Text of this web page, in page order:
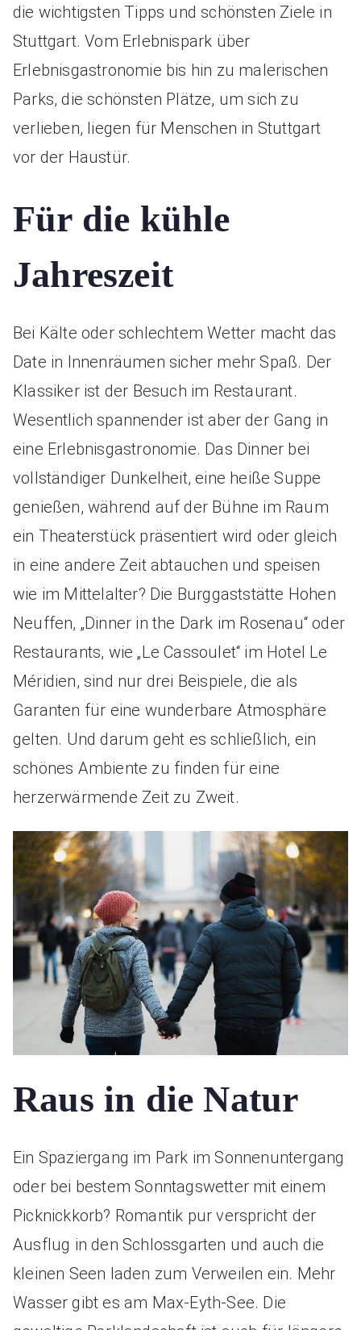
die wichtigsten Tipps und schönsten Ziele in
Stuttgart. Vom Erlebnispark über
Erlebnisgastronomie bis hin zu malerischen
Parks, die schönsten Plätze, um sich zu
verlieben, liegen für Menschen in Stuttgart
vor der Haustür.
Für die kühle
Jahreszeit
Bei Kälte oder schlechtem Wetter macht das
Date in Innenräumen sicher mehr Spaß. Der
Klassiker ist der Besuch im Restaurant.
Wesentlich spannender ist aber der Gang in
eine Erlebnisgastronomie. Das Dinner bei
vollständiger Dunkelheit, eine heiße Suppe
genießen, während auf der Bühne im Raum
ein Theaterstück präsentiert wird oder gleich
in eine andere Zeit abtauchen und speisen
wie im Mittelalter? Die Burggaststätte Hohen
Neuffen, „Dinner in the Dark im Rosenau“ oder
Restaurants, wie „Le Cassoulet“ im Hotel Le
Méridien, sind nur drei Beispiele, die als
Garanten für eine wunderbare Atmosphäre
gelten. Und darum geht es schließlich, ein
schönes Ambiente zu finden für eine
herzerwärmende Zeit zu Zweit.
Raus in die Natur
Ein Spaziergang im Park im Sonnenuntergang
oder bei bestem Sonntagswetter mit einem
Picknickkorb? Romantik pur verspricht der
Ausflug in den Schlossgarten und auch die
kleinen Seen laden zum Verweilen ein. Mehr
Wasser gibt es am Max-Eyth-See. Die